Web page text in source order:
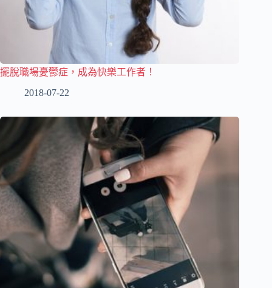
擺脫職場憂鬱症，成為快樂工作者！
2018-07-22